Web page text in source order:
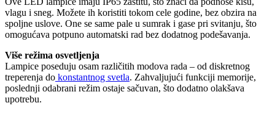
vlagu i sneg. Možete ih koristiti tokom cele godine, bez obzira na
spoljne uslove. One se same pale u sumrak i gase pri svitanju, što
omogućava potpuno automatski rad bez dodatnog podešavanja.
Više režima osvetljenja
Lampice poseduju osam različitih modova rada – od diskretnog
treperenja do konstantnog svetla. Zahvaljujući funkciji memorije,
poslednji odabrani režim ostaje sačuvan, što dodatno olakšava
upotrebu.